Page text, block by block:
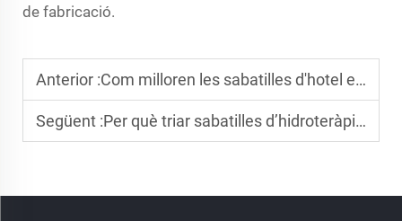
de fabricació.
Anterior :Com milloren les sabatilles d'hotel el confort i la satisfacció dels hostes?
Següent :Per què triar sabatilles d’hidroteràpia d’alta qualitat per als vostres clients d’hidroteràpia?